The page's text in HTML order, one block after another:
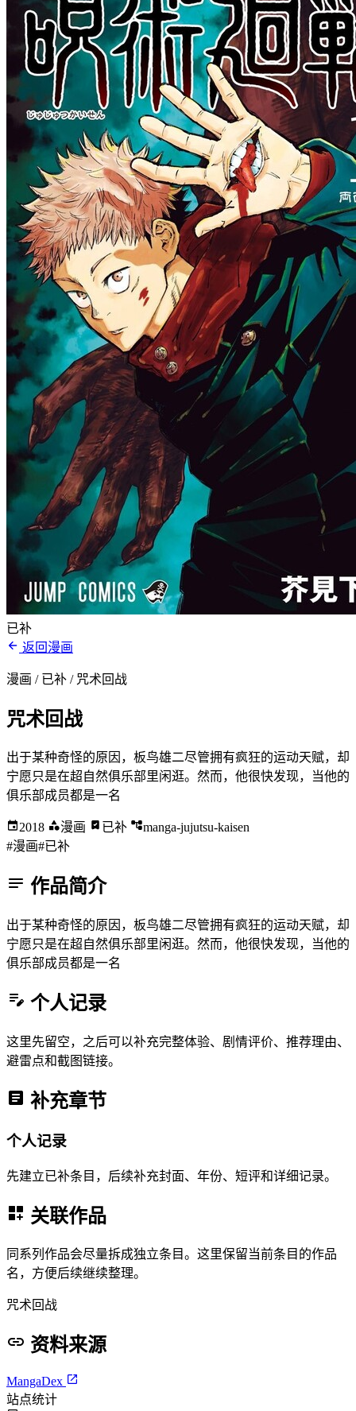
已补
返回漫画
漫画 / 已补 / 咒术回战
咒术回战
出于某种奇怪的原因，板鸟雄二尽管拥有疯狂的运动天赋，却
宁愿只是在超自然俱乐部里闲逛。然而，他很快发现，当他的
俱乐部成员都是一名
2018 漫画 已补
manga-jujutsu-kaisen
#漫画#已补
作品简介
出于某种奇怪的原因，板鸟雄二尽管拥有疯狂的运动天赋，却
宁愿只是在超自然俱乐部里闲逛。然而，他很快发现，当他的
俱乐部成员都是一名
个人记录
这里先留空，之后可以补充完整体验、剧情评价、推荐理由、
避雷点和截图链接。
补充章节
个人记录
先建立已补条目，后续补充封面、年份、短评和详细记录。
关联作品
同系列作品会尽量拆成独立条目。这里保留当前条目的作品
名，方便后续继续整理。
咒术回战
资料来源
MangaDex
站点统计